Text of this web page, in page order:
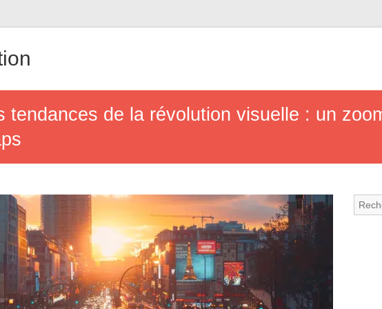
tendances de la révolution visuelle : un